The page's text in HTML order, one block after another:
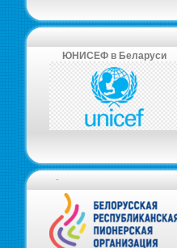
ЮНИСЕФ в Беларуси
-